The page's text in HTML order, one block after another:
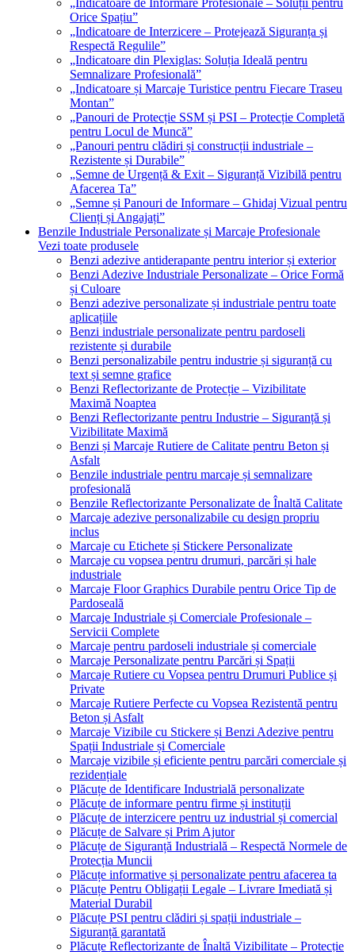
„Indicatoare de Informare Profesionale – Soluții pentru
Orice Spațiu”
„Indicatoare de Interzicere – Protejează Siguranța și
Respectă Regulile”
„Indicatoare din Plexiglas: Soluția Ideală pentru
Semnalizare Profesională”
„Indicatoare și Marcaje Turistice pentru Fiecare Traseu
Montan”
„Panouri de Protecție SSM și PSI – Protecție Completă
pentru Locul de Muncă”
„Panouri pentru clădiri și construcții industriale –
Rezistente și Durabile”
„Semne de Urgență & Exit – Siguranță Vizibilă pentru
Afacerea Ta”
„Semne și Panouri de Informare – Ghidaj Vizual pentru
Clienți și Angajați”
Benzile Industriale Personalizate și Marcaje Profesionale
Vezi toate produsele
Benzi adezive antiderapante pentru interior și exterior
Benzi Adezive Industriale Personalizate – Orice Formă
și Culoare
Benzi adezive personalizate și industriale pentru toate
aplicațiile
Benzi industriale personalizate pentru pardoseli
rezistente și durabile
Benzi personalizabile pentru industrie și siguranță cu
text și semne grafice
Benzi Reflectorizante de Protecție – Vizibilitate
Maximă Noaptea
Benzi Reflectorizante pentru Industrie – Siguranță și
Vizibilitate Maximă
Benzi și Marcaje Rutiere de Calitate pentru Beton și
Asfalt
Benzile industriale pentru marcaje și semnalizare
profesională
Benzile Reflectorizante Personalizate de Înaltă Calitate
Marcaje adezive personalizabile cu design propriu
inclus
Marcaje cu Etichete și Stickere Personalizate
Marcaje cu vopsea pentru drumuri, parcări și hale
industriale
Marcaje Floor Graphics Durabile pentru Orice Tip de
Pardoseală
Marcaje Industriale și Comerciale Profesionale –
Servicii Complete
Marcaje pentru pardoseli industriale și comerciale
Marcaje Personalizate pentru Parcări și Spații
Marcaje Rutiere cu Vopsea pentru Drumuri Publice și
Private
Marcaje Rutiere Perfecte cu Vopsea Rezistentă pentru
Beton și Asfalt
Marcaje Vizibile cu Stickere și Benzi Adezive pentru
Spații Industriale și Comerciale
Marcaje vizibile și eficiente pentru parcări comerciale și
rezidențiale
Plăcuțe de Identificare Industrială personalizate
Plăcuțe de informare pentru firme și instituții
Plăcuțe de interzicere pentru uz industrial și comercial
Plăcuțe de Salvare și Prim Ajutor
Plăcuțe de Siguranță Industrială – Respectă Normele de
Protecția Muncii
Plăcuțe informative și personalizate pentru afacerea ta
Plăcuțe Pentru Obligații Legale – Livrare Imediată și
Material Durabil
Plăcuțe PSI pentru clădiri și spații industriale –
Siguranță garantată
Plăcuțe Reflectorizante de Înaltă Vizibilitate – Protecție